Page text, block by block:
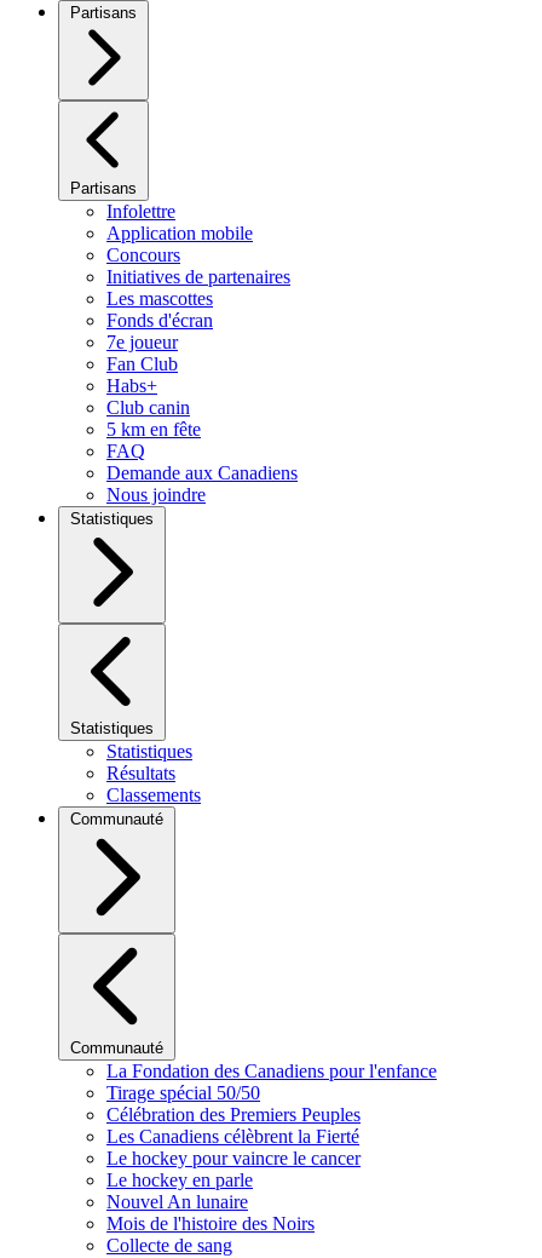
Partisans
Partisans
Infolettre
Application mobile
Concours
Initiatives de partenaires
Les mascottes
Fonds d'écran
7e joueur
Fan Club
Habs+
Club canin
5 km en fête
FAQ
Demande aux Canadiens
Nous joindre
Statistiques
Statistiques
Statistiques
Résultats
Classements
Communauté
Communauté
La Fondation des Canadiens pour l'enfance
Tirage spécial 50/50
Célébration des Premiers Peuples
Les Canadiens célèbrent la Fierté
Le hockey pour vaincre le cancer
Le hockey en parle
Nouvel An lunaire
Mois de l'histoire des Noirs
Collecte de sang